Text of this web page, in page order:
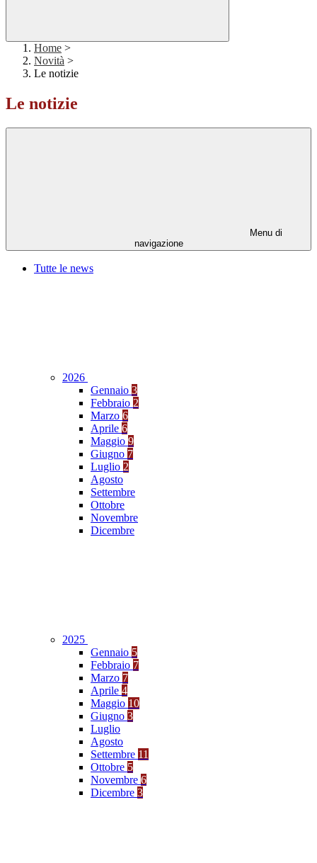
Home >
Novità >
Le notizie
Le notizie
Menu di
navigazione
Tutte le news
2026
Gennaio 3
Febbraio 2
Marzo 6
Aprile 6
Maggio 9
Giugno 7
Luglio 2
Agosto
Settembre
Ottobre
Novembre
Dicembre
2025
Gennaio 5
Febbraio 7
Marzo 7
Aprile 4
Maggio 10
Giugno 3
Luglio
Agosto
Settembre 11
Ottobre 5
Novembre 6
Dicembre 3